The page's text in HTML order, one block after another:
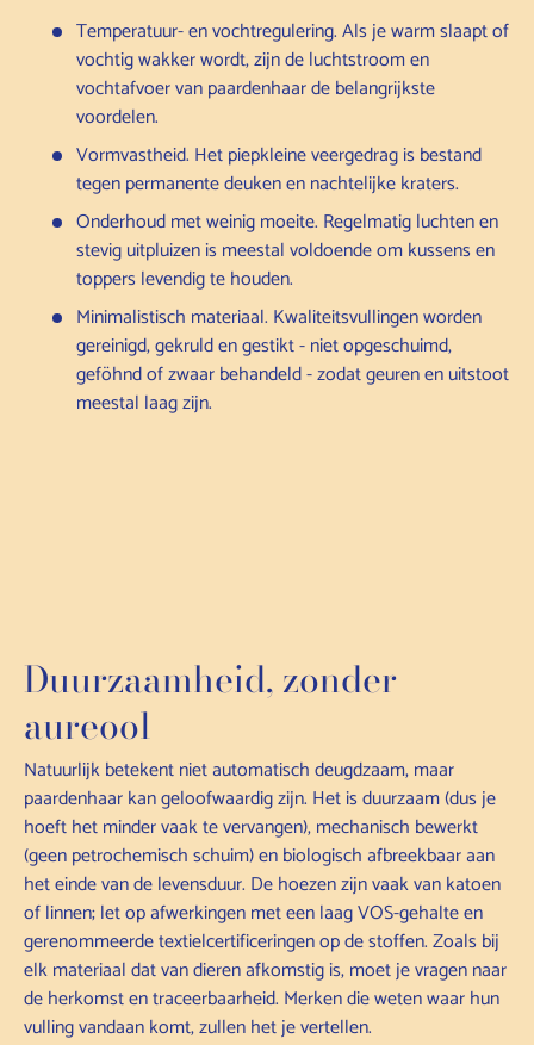
Temperatuur- en vochtregulering. Als je warm slaapt of
vochtig wakker wordt, zijn de luchtstroom en
vochtafvoer van paardenhaar de belangrijkste
voordelen.
Vormvastheid. Het piepkleine veergedrag is bestand
tegen permanente deuken en nachtelijke kraters.
Onderhoud met weinig moeite. Regelmatig luchten en
stevig uitpluizen is meestal voldoende om kussens en
toppers levendig te houden.
Minimalistisch materiaal. Kwaliteitsvullingen worden
gereinigd, gekruld en gestikt - niet opgeschuimd,
geföhnd of zwaar behandeld - zodat geuren en uitstoot
meestal laag zijn.
Duurzaamheid, zonder
aureool
Natuurlijk betekent niet automatisch deugdzaam, maar
paardenhaar kan geloofwaardig zijn. Het is duurzaam (dus je
hoeft het minder vaak te vervangen), mechanisch bewerkt
(geen petrochemisch schuim) en biologisch afbreekbaar aan
het einde van de levensduur. De hoezen zijn vaak van katoen
of linnen; let op afwerkingen met een laag VOS-gehalte en
gerenommeerde textielcertificeringen op de stoffen. Zoals bij
elk materiaal dat van dieren afkomstig is, moet je vragen naar
de herkomst en traceerbaarheid. Merken die weten waar hun
vulling vandaan komt, zullen het je vertellen.